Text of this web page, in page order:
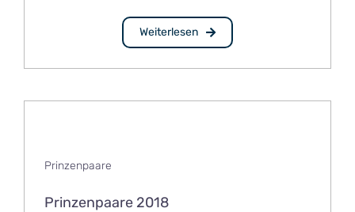
Weiterlesen
Prinzenpaare
Prinzenpaare 2018